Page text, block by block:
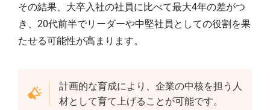
その結果、大卒入社の社員に比べて最大4年の差がつ
き、20代前半でリーダーや中堅社員としての役割を果
たせる可能性が高まります。
計画的な育成により、企業の中核を担う人
材として育て上げることが可能です。